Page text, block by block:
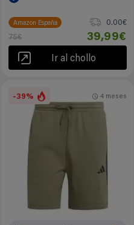
Amazon España
0.00€
75€
39,99€
Ir al chollo
-39% 4 meses